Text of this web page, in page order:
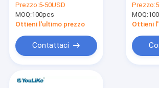
Recinzione del quadro di distribuzione
Pannello di distribuzione di energia
di plastica 18way
IP40 impermeabilizza
Prezzo:5-50USD
MOQ:100pcs
Ottieni l'ultimo prezzo
Contattaci
32
MCB
Prezzo:
MOQ:
Ottieni